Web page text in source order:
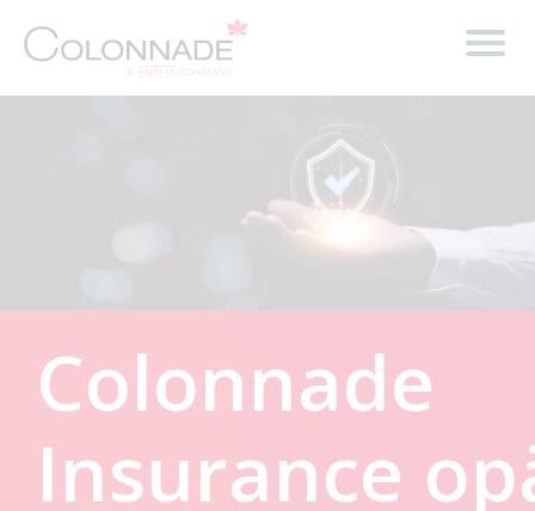
Colonnade
Insurance